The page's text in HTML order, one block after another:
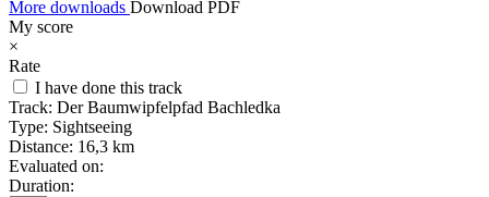
More downloads Download PDF
My score
×
Rate
I have done this track
Track: Der Baumwipfelpfad Bachledka
Type: Sightseeing
Distance: 16,3 km
Evaluated on:
Duration: